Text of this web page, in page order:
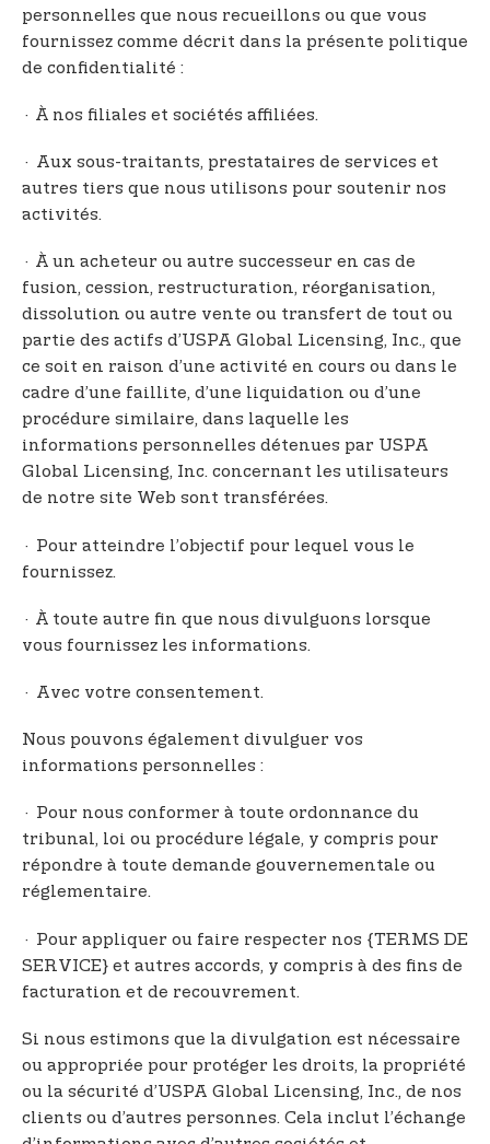
personnelles que nous recueillons ou que vous
fournissez comme décrit dans la présente politique
de confidentialité :
· À nos filiales et sociétés affiliées.
· Aux sous-traitants, prestataires de services et
autres tiers que nous utilisons pour soutenir nos
activités.
· À un acheteur ou autre successeur en cas de
fusion, cession, restructuration, réorganisation,
dissolution ou autre vente ou transfert de tout ou
partie des actifs d’USPA Global Licensing, Inc., que
ce soit en raison d’une activité en cours ou dans le
cadre d’une faillite, d’une liquidation ou d’une
procédure similaire, dans laquelle les
informations personnelles détenues par USPA
Global Licensing, Inc. concernant les utilisateurs
de notre site Web sont transférées.
· Pour atteindre l’objectif pour lequel vous le
fournissez.
· À toute autre fin que nous divulguons lorsque
vous fournissez les informations.
· Avec votre consentement.
Nous pouvons également divulguer vos
informations personnelles :
· Pour nous conformer à toute ordonnance du
tribunal, loi ou procédure légale, y compris pour
répondre à toute demande gouvernementale ou
réglementaire.
· Pour appliquer ou faire respecter nos {TERMS DE
SERVICE} et autres accords, y compris à des fins de
facturation et de recouvrement.
Si nous estimons que la divulgation est nécessaire
ou appropriée pour protéger les droits, la propriété
ou la sécurité d’USPA Global Licensing, Inc., de nos
clients ou d’autres personnes. Cela inclut l’échange